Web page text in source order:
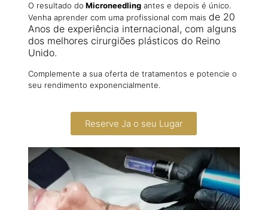
O resultado do Microneedlingantes e depois é único.
Venha aprender com uma profissional com mais de 20
Anos de experiência internacional, com alguns
dos melhores cirurgiões plásticos do Reino
Unido.
Complemente a sua oferta de tratamentos e potencie o
seu rendimento exponencialmente.
Reserve Ja o seu Lugar